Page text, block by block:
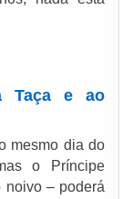
Taça e ao
mesmo dia do
o Príncipe
noivo – poderá